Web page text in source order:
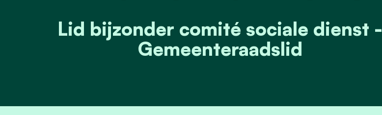
Lid bijzonder comité sociale dienst -
Gemeenteraadslid